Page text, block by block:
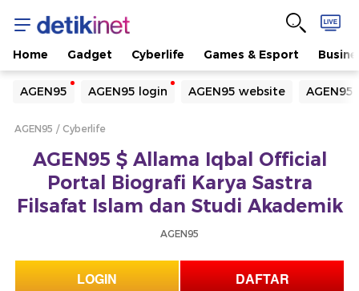
Home Gadget Cyberlife Games & Esport
AGEN95 AGEN95 login AGEN95 website
Yang sedang ramai dicari
Loading...
Loading...
AGEN95 Cyberlife
AGEN95 $ Allama Iqbal Official
Portal Biografi Karya Sastra
Filsafat Islam dan Studi Akademik
AGEN95
LOGIN DAFTAR